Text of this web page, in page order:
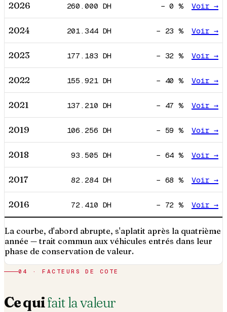
2026 260.000 DH −0 % Voir →
2024 201.344DH − 23 % Voir →
2023 177.183 DH − 32 % Voir →
2022 155.921DH − 40 % Voir →
2021 137.210 DH − 47 % Voir →
2019 106.256 DH − 59 % Voir →
2018 93.505 DH − 64 % Voir →
2017 82.284DH − 68 % Voir →
2016 72.410 DH − 72 % Voir →
La courbe, d'abord abrupte, s'aplatit après la quatrième
année — trait commun aux véhicules entrés dans leur
phase de conservation de valeur.
04 · FACTEURS DE COTE
Ce quifait la valeur